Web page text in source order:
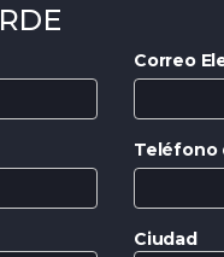
Correo
Teléfono
Ciudad